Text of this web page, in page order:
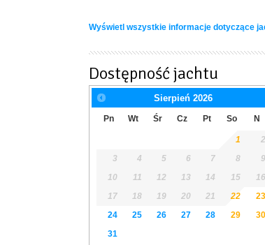
Wyświetl wszystkie informacje dotyczące
Dostępność jachtu
Sierpień 2026
Pn Wt Śr Cz Pt So N
1
2
3
4 5 6 7 8
9
10
11 12 13 14 15
16
17
18 19 20 21 22
23
24
25 26 27 28 29
30
31